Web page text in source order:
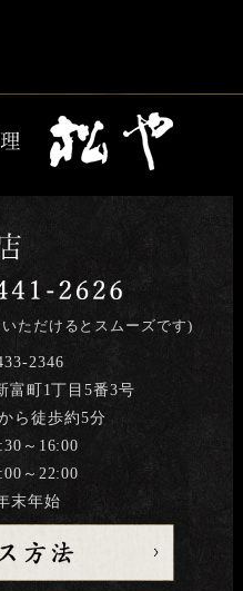
ただけるとスムーズです)
2346
富町1丁目5番3号
ら徒歩約5分
～16:00
～22:00
末年始